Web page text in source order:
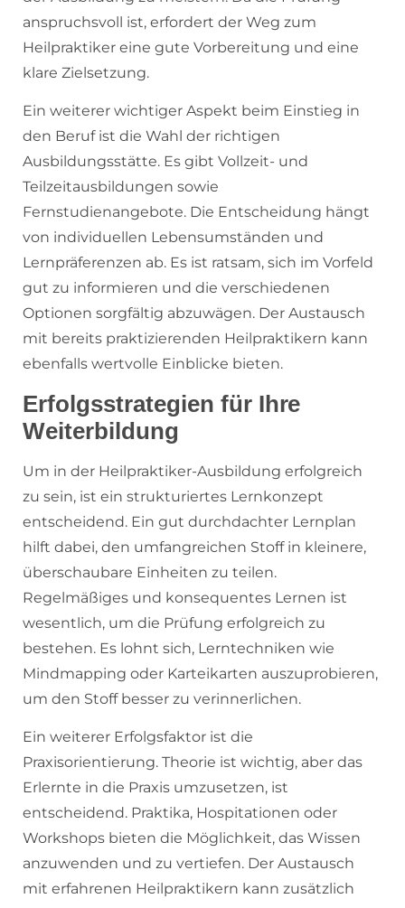
anspruchsvoll ist, erfordert der Weg zum
Heilpraktiker eine gute Vorbereitung und eine
klare Zielsetzung.
Ein weiterer wichtiger Aspekt beim Einstieg in
den Beruf ist die Wahl der richtigen
Ausbildungsstätte. Es gibt Vollzeit- und
Teilzeitausbildungen sowie
Fernstudienangebote. Die Entscheidung hängt
von individuellen Lebensumständen und
Lernpräferenzen ab. Es ist ratsam, sich im Vorfeld
gut zu informieren und die verschiedenen
Optionen sorgfältig abzuwägen. Der Austausch
mit bereits praktizierenden Heilpraktikern kann
ebenfalls wertvolle Einblicke bieten.
Erfolgsstrategien für Ihre
Weiterbildung
Um in der Heilpraktiker-Ausbildung erfolgreich
zu sein, ist ein strukturiertes Lernkonzept
entscheidend. Ein gut durchdachter Lernplan
hilft dabei, den umfangreichen Stoff in kleinere,
überschaubare Einheiten zu teilen.
Regelmäßiges und konsequentes Lernen ist
wesentlich, um die Prüfung erfolgreich zu
bestehen. Es lohnt sich, Lerntechniken wie
Mindmapping oder Karteikarten auszuprobieren,
um den Stoff besser zu verinnerlichen.
Ein weiterer Erfolgsfaktor ist die
Praxisorientierung. Theorie ist wichtig, aber das
Erlernte in die Praxis umzusetzen, ist
entscheidend. Praktika, Hospitationen oder
Workshops bieten die Möglichkeit, das Wissen
anzuwenden und zu vertiefen. Der Austausch
mit erfahrenen Heilpraktikern kann zusätzlich